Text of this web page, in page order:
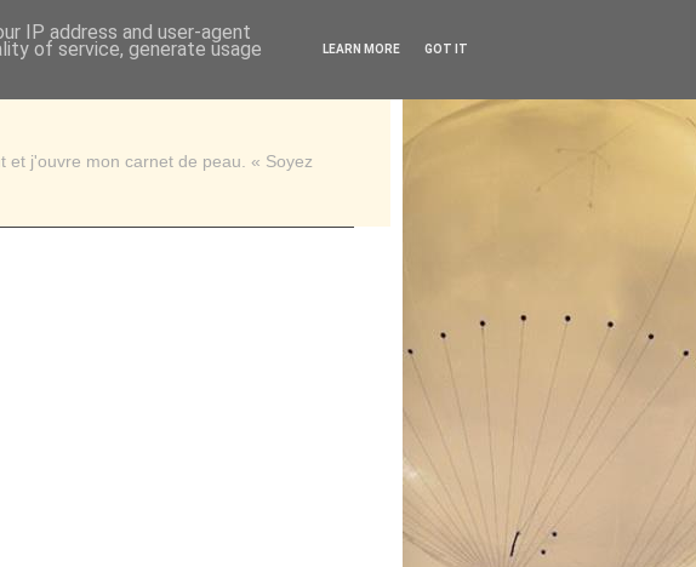
j'ouvre mon carnet de peau. « Soyez
IP address and user-agent
of service, generate usage LEARN MORE GOT IT